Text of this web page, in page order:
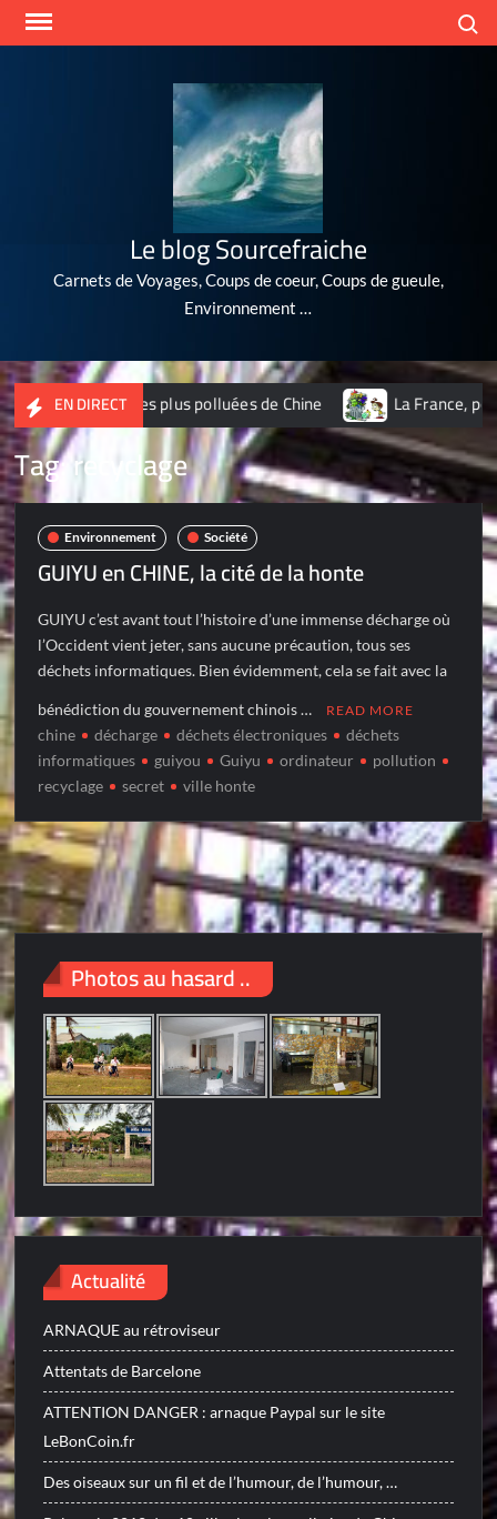
Skip
Le blog Sourcefraiche
Carnets de Voyages, Coups de coeur, Coups de gueule,
Environnement …
EN DIRECT
des 10 villes les plus polluées de Chine La France,
Tag:recyclage
Environnement Société
GUIYU en CHINE, la cité de la honte
GUIYU c’est avant tout l’histoire d’une immense décharge où
l’Occident vient jeter, sans aucune précaution, tous ses
déchets informatiques. Bien évidemment, cela se fait avec la
bénédiction du gouvernement chinois … READ MORE
chine décharge déchets électroniques
déchets
informatiques
guiyou Guiyu ordinateur
pollution
recyclage
secret ville honte
Photos au hasard ..
Actualité
ARNAQUE au rétroviseur
Attentats de Barcelone
ATTENTION DANGER : arnaque Paypal sur le site
LeBonCoin.fr
Des oiseaux sur un fil et de l’humour, de l’humour, …